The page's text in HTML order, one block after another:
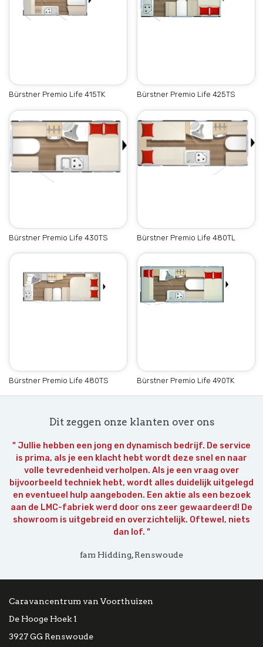
Bürstner Premio Life 415TK Bürstner Premio Life 425TS
Bürstner Premio Life 430TS Bürstner Premio Life 480TL
Bürstner Premio Life 480TS Bürstner Premio Life 490TK
Dit zeggen onze klanten over ons
" Jullie hebben een jong en dynamisch bedrijf. De service
is prima, als je een klacht hebt wordt deze snel en naar
volle tevredenheid verholpen. Als je een vraag over
bijvoorbeeld techniek hebt, wordt alles duidelijk uitgelegd
en eventueel hulp aangeboden. Een aktie als een bezoek
aan de LMC-fabriek werd door ons zeer gewaardeerd! De
showroom is uitgebreid en overzichtelijk. Oftewel, niets
dan lof. "
fam Hidding, Renswoude
Caravancentrum van Voorthuizen
De Hooge Hoek 1
3927 GG Renswoude